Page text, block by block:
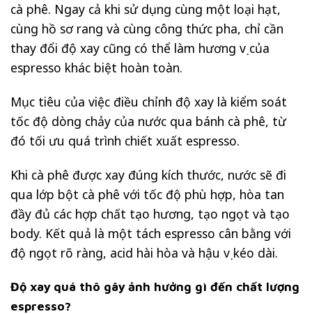
cà phê. Ngay cả khi sử dụng cùng một loại hạt,
cùng hồ sơ rang và cùng công thức pha, chỉ cần
thay đổi độ xay cũng có thể làm hương vị của
espresso khác biệt hoàn toàn.
Mục tiêu của việc điều chỉnh độ xay là kiểm soát
tốc độ dòng chảy của nước qua bánh cà phê, từ
đó tối ưu quá trình chiết xuất espresso.
Khi cà phê được xay đúng kích thước, nước sẽ đi
qua lớp bột cà phê với tốc độ phù hợp, hòa tan
đầy đủ các hợp chất tạo hương, tạo ngọt và tạo
body. Kết quả là một tách espresso cân bằng với
độ ngọt rõ ràng, acid hài hòa và hậu vị kéo dài.
Độ xay quá thô gây ảnh hưởng gì đến chất lượng
espresso?